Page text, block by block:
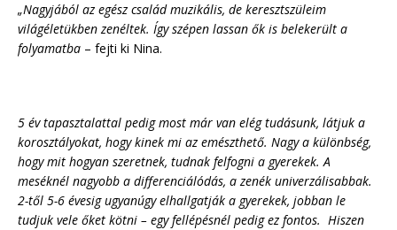
„Nagyjából az egész család muzikális, de keresztszüleim
világéletükben zenéltek. Így szépen lassan ők is belekerült a
folyamatba – fejti ki Nina.
5 év tapasztalattal pedig most már van elég tudásunk, látjuk a
korosztályokat, hogy kinek mi az emészthető. Nagy a különbség,
hogy mit hogyan szeretnek, tudnak felfogni a gyerekek. A
meséknél nagyobb a differenciálódás, a zenék univerzálisabbak.
2-től 5-6 évesig ugyanúgy elhallgatják a gyerekek, jobban le
tudjuk vele őket kötni – egy fellépésnél pedig ez fontos. Hiszen